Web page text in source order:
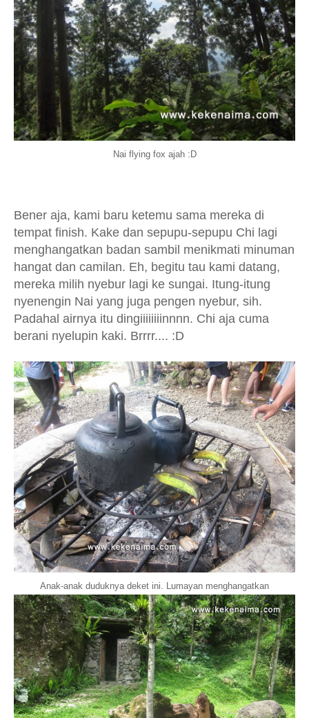
Nai flying fox ajah :D
Bener aja, kami baru ketemu sama mereka di
tempat finish. Kake dan sepupu-sepupu Chi lagi
menghangatkan badan sambil menikmati minuman
hangat dan camilan. Eh, begitu tau kami datang,
mereka milih nyebur lagi ke sungai. Itung-itung
nyenengin Nai yang juga pengen nyebur, sih.
Padahal airnya itu dingiiiiiiiinnnn. Chi aja cuma
berani nyelupin kaki. Brrrr.... :D
Anak-anak duduknya deket ini. Lumayan menghangatkan